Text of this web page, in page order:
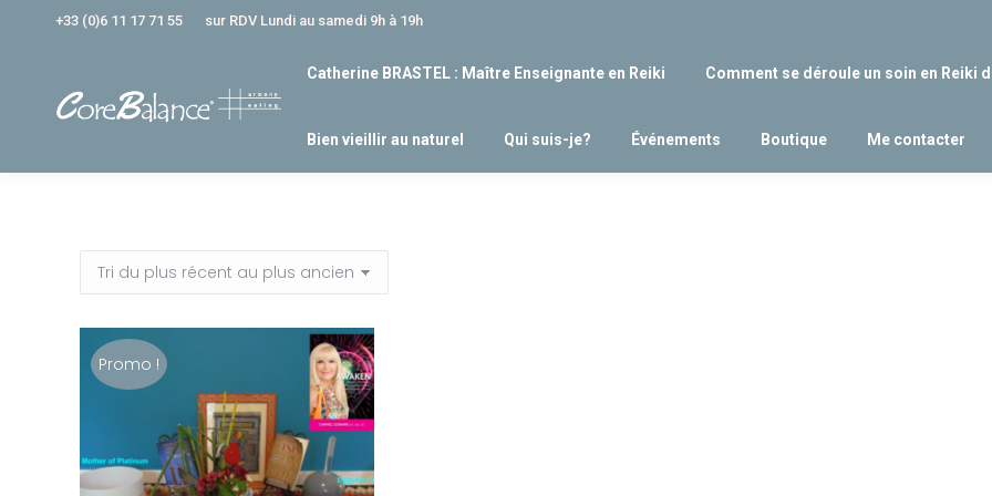
+33 (0)6 11 17 71 55 sur RDV Lundi au samedi 9h à 19h
Catherine BRASTEL : Maître Enseignante en Reiki Comment se déroule un soin en Reiki
Bien vieillir au naturel Qui suis-je? Événements Boutique Me contacter
Promo !